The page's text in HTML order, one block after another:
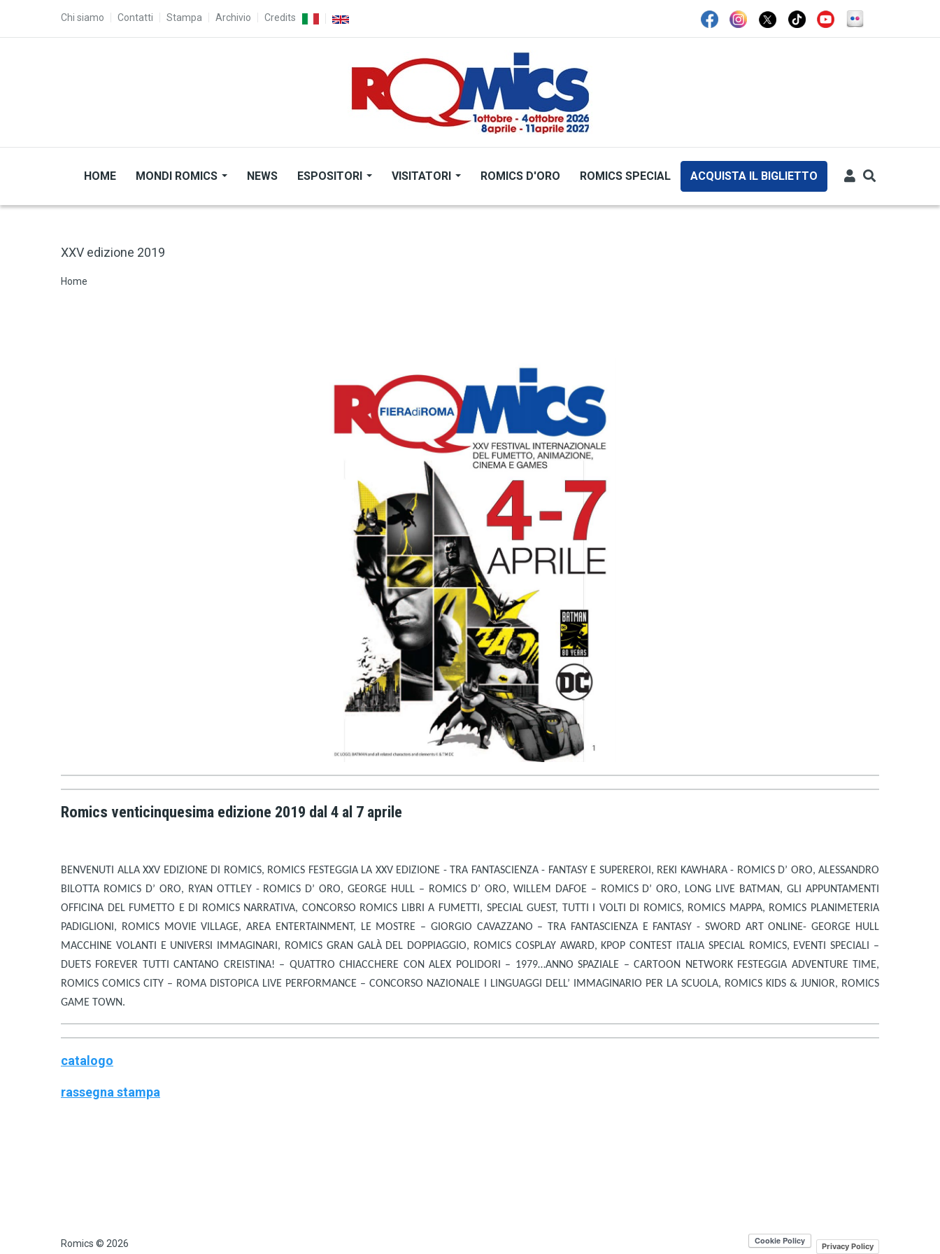
TOP MENU
Chi siamo Contatti Stampa Archivio Credits
HOME MONDI ROMICS NEWS ESPOSITORI VISITATORI ROMICS D'ORO ROMICS SPECIAL ACQUISTA IL BIGLIETTO
XXV edizione 2019
Briciole di pane
Home
Romics venticinquesima edizione 2019 dal 4 al 7 aprile
BENVENUTI ALLA XXV EDIZIONE DI ROMICS, ROMICS FESTEGGIA LA XXV EDIZIONE - TRA FANTASCIENZA - FANTASY E SUPEREROI, REKI KAWHARA - ROMICS D’ ORO, ALESSANDRO
BILOTTA ROMICS D’ ORO, RYAN OTTLEY - ROMICS D’ ORO, GEORGE HULL – ROMICS D’ ORO, WILLEM DAFOE – ROMICS D’ ORO, LONG LIVE BATMAN, GLI APPUNTAMENTI
OFFICINA DEL FUMETTO E DI ROMICS NARRATIVA, CONCORSO ROMICS LIBRI A FUMETTI, SPECIAL GUEST, TUTTI I VOLTI DI ROMICS, ROMICS MAPPA, ROMICS PLANIMETERIA
PADIGLIONI, ROMICS MOVIE VILLAGE, AREA ENTERTAINMENT, LE MOSTRE – GIORGIO CAVAZZANO – TRA FANTASCIENZA E FANTASY - SWORD ART ONLINE- GEORGE HULL
MACCHINE VOLANTI E UNIVERSI IMMAGINARI, ROMICS GRAN GALÀ DEL DOPPIAGGIO, ROMICS COSPLAY AWARD, KPOP CONTEST ITALIA SPECIAL ROMICS, EVENTI SPECIALI –
DUETS FOREVER TUTTI CANTANO CREISTINA! – QUATTRO CHIACCHERE CON ALEX POLIDORI – 1979…ANNO SPAZIALE – CARTOON NETWORK FESTEGGIA ADVENTURE TIME,
ROMICS COMICS CITY – ROMA DISTOPICA LIVE PERFORMANCE – CONCORSO NAZIONALE I LINGUAGGI DELL’ IMMAGINARIO PER LA SCUOLA, ROMICS KIDS & JUNIOR, ROMICS
GAME TOWN.
catalogo
rassegna stampa
Romics © 2026 Privacy Policy